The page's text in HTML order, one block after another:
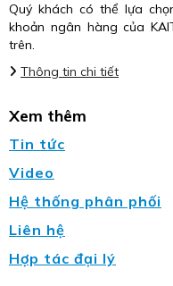
Quý khách có thể lựa
khoản ngân hàng của
trên.
Thông tin chi tiết
Xem thêm
Tin tức
Video
Hệ thống phân phối
Liên hệ
Hợp tác đại lý